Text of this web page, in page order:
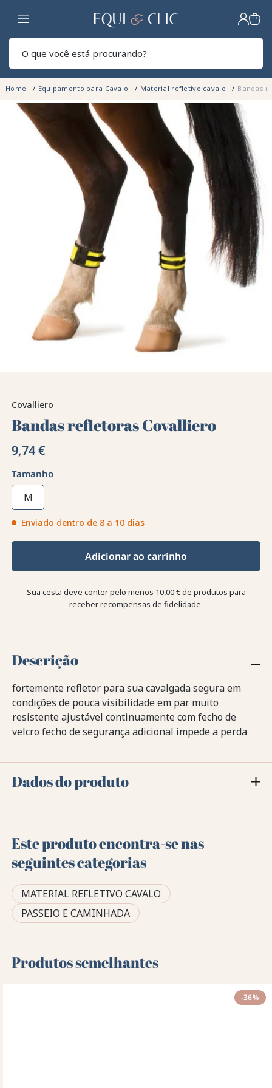
Lar
Home Equipamento para Cavalo Material refletivo cavalo Bandas
Covalliero
Bandas refletoras Covalliero
9,74 €
Tamanho
M
Enviado dentro de 8 a 10 dias
Adicionar ao carrinho
Sua cesta deve conter pelo menos 10,00 € de produtos para
receber recompensas de fidelidade.
Descrição
fortemente refletor para sua cavalgada segura em
condições de pouca visibilidade em par muito
resistente ajustável continuamente com fecho de
velcro fecho de segurança adicional impede a perda
Dados do produto
Este produto encontra-se nas
seguintes categorias
MATERIAL REFLETIVO CAVALO
PASSEIO E CAMINHADA
Produtos semelhantes
-36%